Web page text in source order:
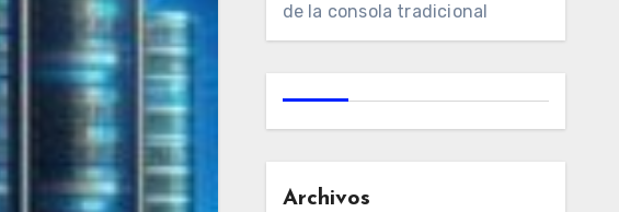
de la consola tradicional
Archivos